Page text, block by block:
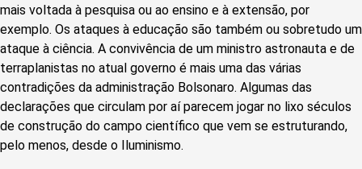
mais voltada à pesquisa ou ao ensino e à extensão, por
exemplo. Os ataques à educação são também ou sobretudo um
ataque à ciência. A convivência de um ministro astronauta e de
terraplanistas no atual governo é mais uma das várias
contradições da administração Bolsonaro. Algumas das
declarações que circulam por aí parecem jogar no lixo séculos
de construção do campo científico que vem se estruturando,
pelo menos, desde o Iluminismo.